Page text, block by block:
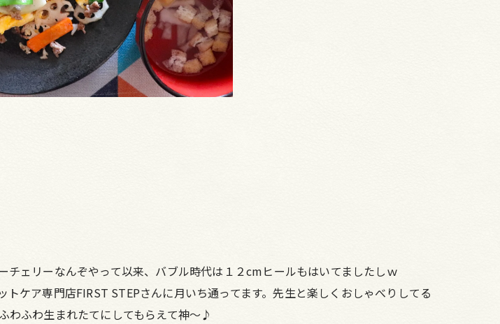
ェリーなんぞやって以来、バブル時代は１２cmヒールもはいてましたしｗ
ケア専門店FIRST STEPさんに月いち通ってます。先生と楽しくおしゃべりしてる
わふわ生まれたてにしてもらえて神～♪